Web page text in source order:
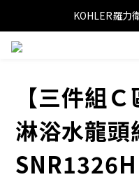
KOHLER羅力
【三件組
淋浴水龍頭
SNR1326H